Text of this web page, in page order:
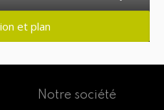
et plan
Notre société